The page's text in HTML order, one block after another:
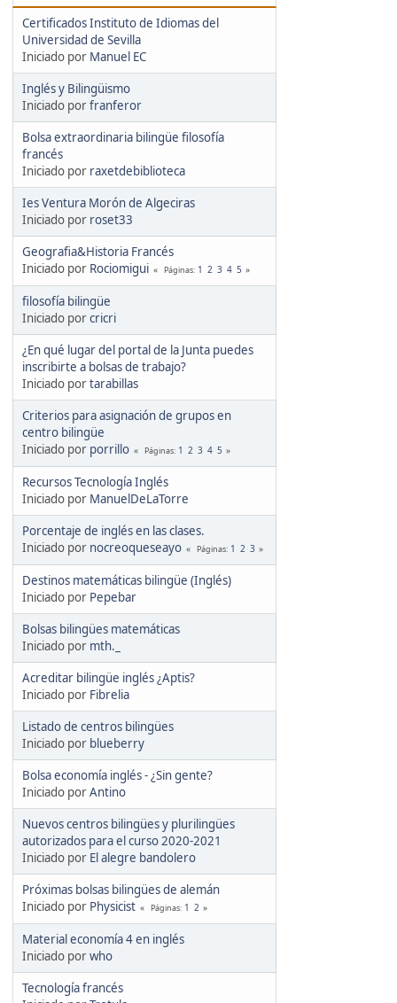
Certificados Instituto de Idiomas del
Universidad de Sevilla
Iniciado por Manuel EC
Inglés y Bilingüismo
Iniciado porfranferor
Bolsa extraordinaria bilingüe filosofía
francés
Iniciado por raxetdebiblioteca
Ies Ventura Morón de Algeciras
Iniciado por roset33
Geografia&Historia Francés
Iniciado por Rociomigui Páginas 1 2 3 4 5
filosofía bilingüe
Iniciado porcricri
¿En qué lugar del portal de la Junta puedes
inscribirte a bolsas de trabajo?
Iniciado portarabillas
Criterios para asignación de grupos en
centro bilingüe
Iniciado por porrillo Páginas 1 2 3 4 5
Recursos Tecnología Inglés
Iniciado por ManuelDeLaTorre
Porcentaje de inglés en las clases.
Iniciado por nocreoqueseayo Páginas 1 2 3
Destinos matemáticas bilingüe (Inglés)
Iniciado por Pepebar
Bolsas bilingües matemáticas
Iniciado por mth._
Acreditar bilingüe inglés ¿Aptis?
Iniciado por Fibrelia
Listado de centros bilingües
Iniciado por blueberry
Bolsa economía inglés - ¿Sin gente?
Iniciado porAntino
Nuevos centros bilingües y plurilingües
autorizados para el curso 2020-2021
Iniciado por El alegre bandolero
Próximas bolsas bilingües de alemán
Iniciado por Physicist Páginas 1 2
Material economía 4 en inglés
Iniciado porwho
Tecnología francés